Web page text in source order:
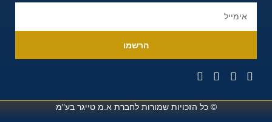
הרשמו
© כל הזכויות שמורות לחברת א.מ טייגר בע"מ